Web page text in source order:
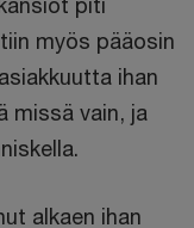
myös pääosin
ihan
missä vain, ja
alkaen ihan